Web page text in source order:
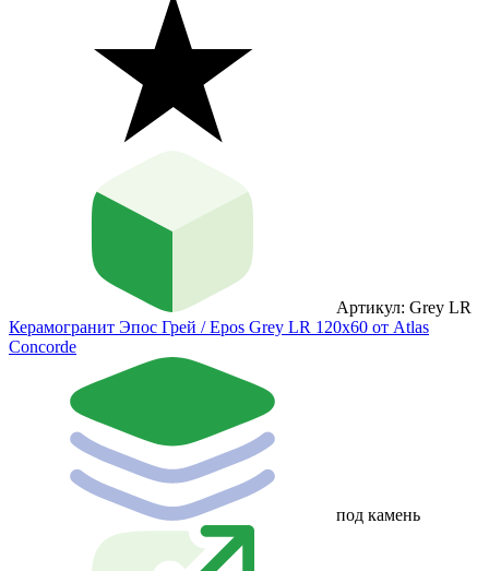
Артикул: Grey LR
Керамогранит Эпос Грей / Epos Grey LR 120x60 от Atlas
Concorde
под камень